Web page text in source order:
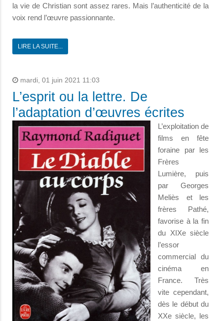
la vie de Christian sont assez rares. Mais l’authenticité de la
voix rend l’œuvre passionnante.
LIRE LA SUITE...
mardi, 01 juin 2021 11:03
L’esprit ou la lettre. De
l’adaptation d’œuvres écrites
L’exploitation de
films en fête
foraine par les
Frères
Lumière, puis
par Georges
Meliès et les
frères Pathé,
favorise à la fin
du XIXe siècle
l’essor
commercial du
cinéma en
France. Très
vite cependant,
dès le début du
XXe siècle, les